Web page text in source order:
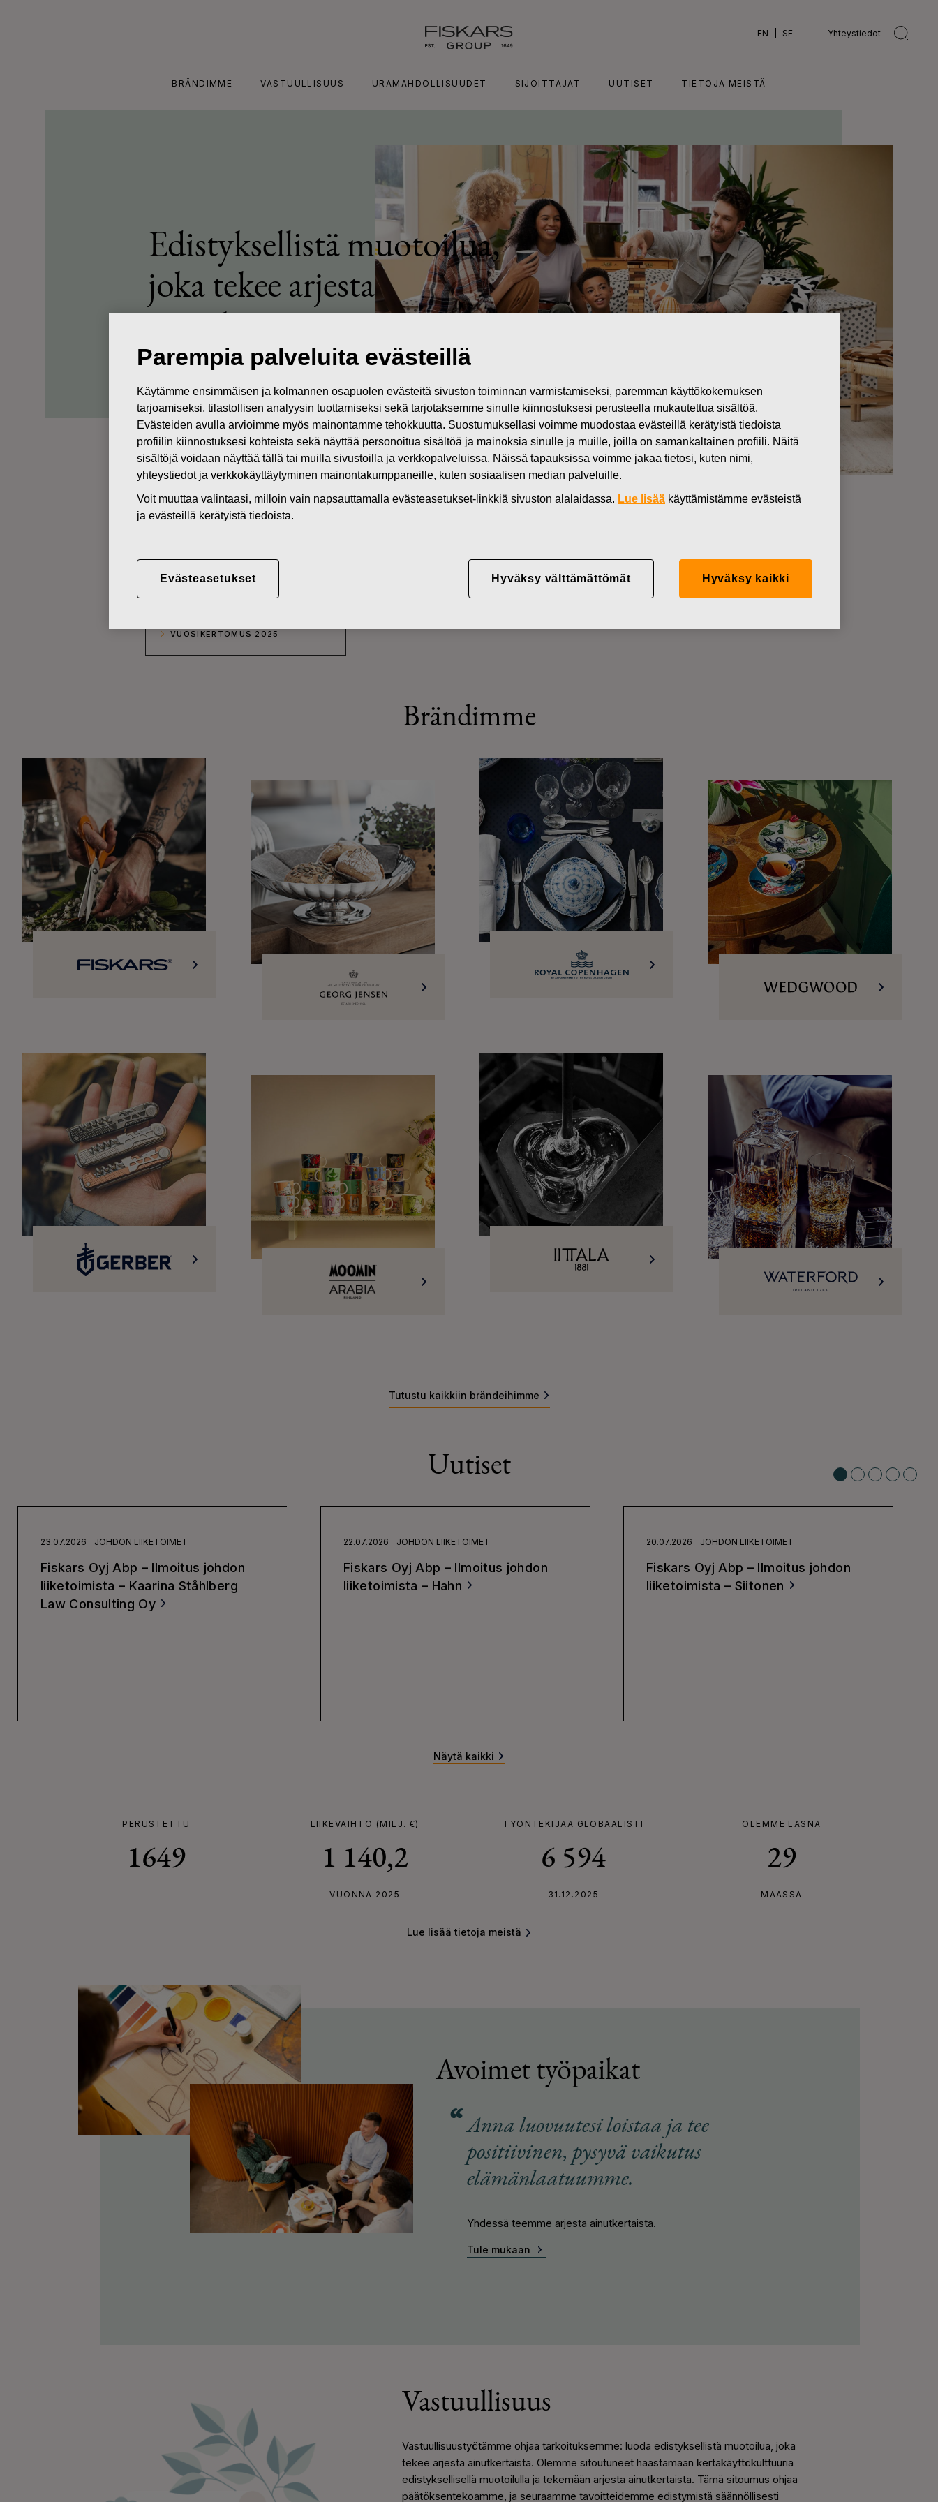
EN SE Yhteystiedot
BRÄNDIMME VASTUULLISUUS URAMAHDOLLISUUDET SIJOITTAJAT UUTISET TIETOJA MEISTÄ
Edistyksellistä muotoilua,
joka tekee arjesta
samalla innovaatioita ja kestävää kasvua.
VUOSIKERTOMUS 2025
Brändimme
Tutustu kaikkiin brändeihimme
Uutiset
23.07.2026 JOHDON LIIKETOIMET
Fiskars Oyj Abp – Ilmoitus johdon
liiketoimista – Kaarina Ståhlberg
Law Consulting Oy
22.07.2026 JOHDON LIIKETOIMET
Fiskars Oyj Abp – Ilmoitus johdon
liiketoimista – Hahn
20.07.2026 JOHDON LIIKETOIMET
Fiskars Oyj Abp – Ilmoitus johdon
liiketoimista – Siitonen
Näytä kaikki
PERUSTETTU
1649
LIIKEVAIHTO (MILJ. €)
1 140,2
VUONNA 2025
TYÖNTEKIJÄÄ GLOBAALISTI
6 594
31.12.2025
OLEMME LÄSNÄ
29
MAASSA
Lue lisää tietoja meistä
Avoimet työpaikat
Anna luovuutesi loistaa ja tee
positiivinen, pysyvä vaikutus
elämänlaatuumme.
Yhdessä teemme arjesta ainutkertaista.
Tule mukaan
Vastuullisuus
Vastuullisuustyötämme ohjaa tarkoituksemme: luoda edistyksellistä muotoilua, joka
tekee arjesta ainutkertaista. Olemme sitoutuneet haastamaan kertakäyttökulttuuria
edistyksellisellä muotoilulla ja tekemään arjesta ainutkertaista. Tämä sitoumus ohjaa
päätöksentekoamme, ja seuraamme tavoitteidemme edistymistä säännöllisesti
Parempia palveluita evästeillä
Käytämme ensimmäisen ja kolmannen osapuolen evästeitä sivuston toiminnan varmistamiseksi, paremman käyttökokemuksen
tarjoamiseksi, tilastollisen analyysin tuottamiseksi sekä tarjotaksemme sinulle kiinnostuksesi perusteella mukautettua sisältöä.
Evästeiden avulla arvioimme myös mainontamme tehokkuutta. Suostumuksellasi voimme muodostaa evästeillä kerätyistä tiedoista
profiilin kiinnostuksesi kohteista sekä näyttää personoitua sisältöä ja mainoksia sinulle ja muille, joilla on samankaltainen profiili. Näitä
sisältöjä voidaan näyttää tällä tai muilla sivustoilla ja verkkopalveluissa. Näissä tapauksissa voimme jakaa tietosi, kuten nimi,
yhteystiedot ja verkkokäyttäytyminen mainontakumppaneille, kuten sosiaalisen median palveluille.
Voit muuttaa valintaasi, milloin vain napsauttamalla evästeasetukset-linkkiä sivuston alalaidassa. Lue lisää käyttämistämme evästeistä
ja evästeillä kerätyistä tiedoista.
Evästeasetukset Hyväksy välttämättömät Hyväksy kaikki